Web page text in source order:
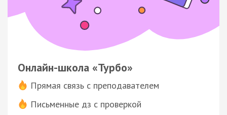
Онлайн-школа «Турбо»
Прямая связь с преподавателем
Письменные дз с проверкой